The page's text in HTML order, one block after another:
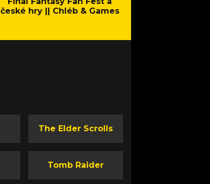
české hry || Chléb & Games
The Elder Scrolls
Tomb Raider